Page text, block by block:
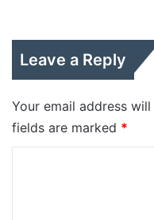
Leave a Reply
Your email address
fields are marked *